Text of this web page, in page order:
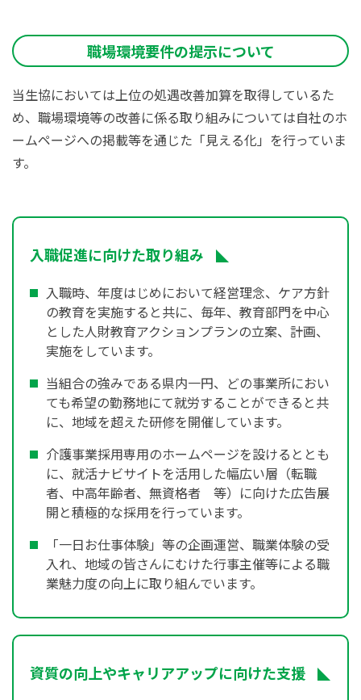
職場環境要件の提示について
当生協においては上位の処遇改善加算を取得しているた
め、職場環境等の改善に係る取り組みについては自社のホ
ームページへの掲載等を通じた「見える化」を行っていま
す。
入職促進に向けた取り組み
入職時、年度はじめにおいて経営理念、ケア方針
の教育を実施すると共に、毎年、教育部門を中心
とした人財教育アクションプランの立案、計画、
実施をしています。
当組合の強みである県内一円、どの事業所におい
ても希望の勤務地にて就労することができると共
に、地域を超えた研修を開催しています。
介護事業採用専用のホームページを設けるととも
に、就活ナビサイトを活用した幅広い層（転職
者、中高年齢者、無資格者 等）に向けた広告展
開と積極的な採用を行っています。
「一日お仕事体験」等の企画運営、職業体験の受
入れ、地域の皆さんにむけた行事主催等による職
業魅力度の向上に取り組んでいます。
資質の向上やキャリアアップに向けた支援